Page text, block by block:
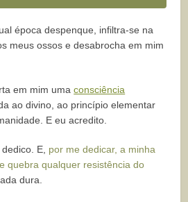
época despenque, infiltra-se na
meus ossos e desabrocha em mim
em mim umaconsciência
ao divino, ao princípio elementar
E eu acredito.
E, por me dedicar, a minha
quebra qualquer resistência do
dura.